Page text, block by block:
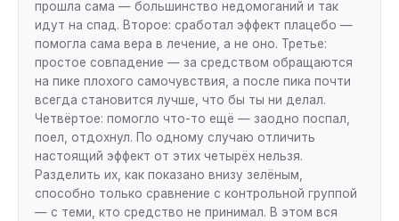
прошла сама — большинство недомоганий и так
идут на спад. Второе: сработал эффект плацебо —
помогла сама вера в лечение, а не оно. Третье:
простое совпадение — за средством обращаются
на пике плохого самочувствия, а после пика почти
всегда становится лучше, что бы ты ни делал.
Четвёртое: помогло что-то ещё — заодно поспал,
поел, отдохнул. По одному случаю отличить
настоящий эффект от этих четырёх нельзя.
Разделить их, как показано внизу зелёным,
способно только сравнение с контрольной группой
— с теми, кто средство не принимал. В этом вся